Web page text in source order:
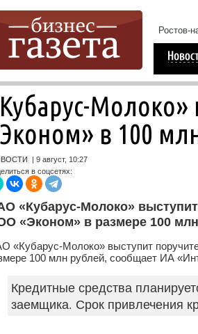
в 100
| 9 август, 10:27
в соцсетях:
«Кубарус-Молоко»
«Эконом» в размере 100
«Кубарус-Молоко» выступит
100 млн рублей, сообщает ИА
Кредитные средства
заемщика. Срок привлечения